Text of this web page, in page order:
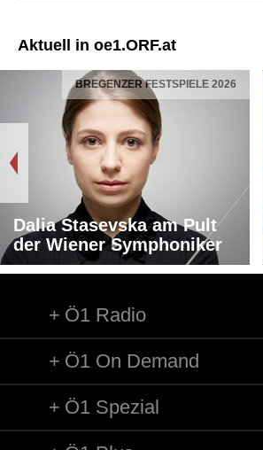
Aktuell in oe1.ORF.at
BREGENZER FESTSPIELE 2026
Dalia Stasevska am Pult
der Wiener Symphoniker
Ö1 Radio
Ö1 On Demand
Ö1 Spezial